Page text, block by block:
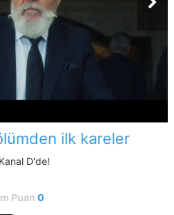
ilk kareler
D'de!
Puan 0